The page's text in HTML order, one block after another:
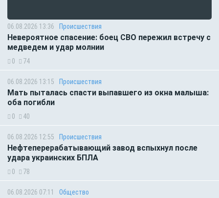
06.08.2026 13:36 Происшествия
Невероятное спасение: боец СВО пережил встречу с
медведем и удар молнии
0 74
06.08.2026 13:15 Происшествия
Мать пыталась спасти выпавшего из окна малыша:
оба погибли
0 40
06.08.2026 12:55 Происшествия
Нефтеперерабатывающий завод вспыхнул после
удара украинских БПЛА
0 78
06.08.2026 07:11 Общество